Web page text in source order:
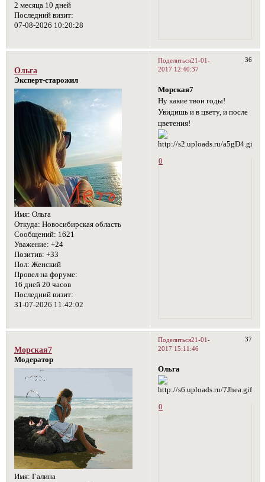
2 месяца 10 дней
Последний визит:
07-08-2026 10:20:28
Поделиться 36
21-01-
2017 12:40:37
Ольга
Эксперт-старожил
Имя: Ольга
Откуда: Новосибирская область
Сообщений: 1621
Уважение: +24
Позитив: +33
Пол: Женский
Провел на форуме:
16 дней 20 часов
Последний визит:
31-07-2026 11:42:02
Морская7
Ну какие твои годы!
Увидишь и в цвету, и после
цветения!
0
Поделиться 37
21-01-
2017 15:11:46
Морская7
Модератор
Имя: Галина
Ольга
0